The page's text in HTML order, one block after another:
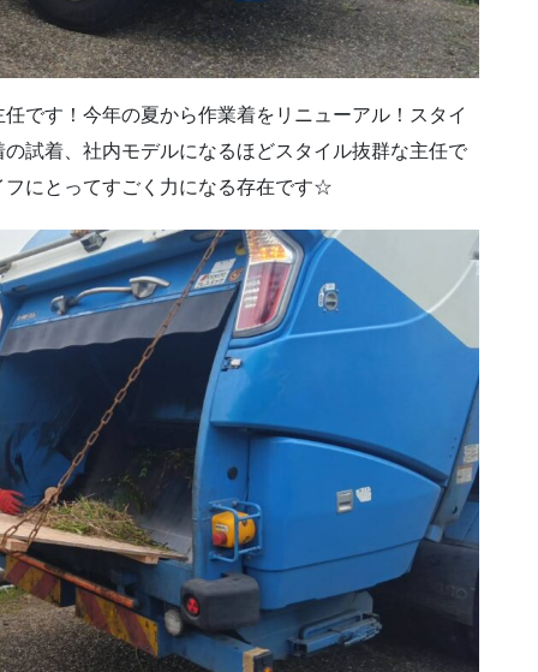
です！今年の夏から作業着をリニューアル！スタイ
試着、社内モデルになるほどスタイル抜群な主任で
にとってすごく力になる存在です☆